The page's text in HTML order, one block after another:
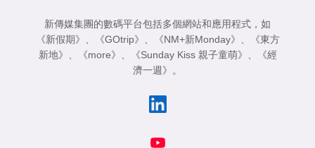
新傳媒集團的數碼平台包括多個網站和應用程式，如
《新假期》 、 《GOtrip》 、 《NM+新Monday》 、
《東方
新地》 、 《more》 、 《Sunday Kiss 親子童萌》 、
《經
濟一週》 。